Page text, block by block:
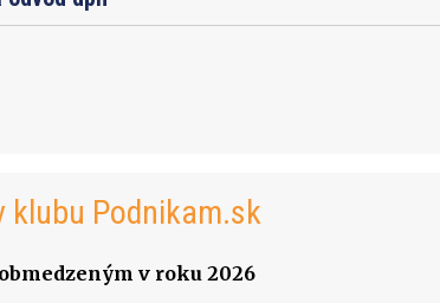
klubu Podnikam.sk
v roku 2026